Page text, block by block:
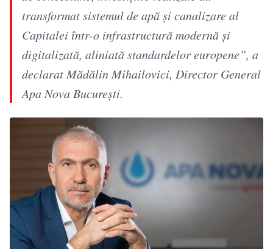
transformat sistemul de apă și canalizare al
Capitalei într-o infrastructură modernă și
digitalizată, aliniată standardelor europene”, a
declarat Mădălin Mihailovici, Director General
Apa Nova București.